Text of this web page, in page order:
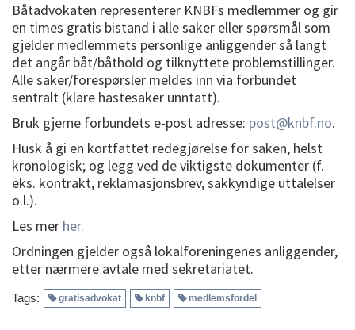
Båtadvokaten representerer KNBFs medlemmer og gir
en times gratis bistand i alle saker eller spørsmål som
gjelder medlemmets personlige anliggender så langt
det angår båt/båthold og tilknyttete problemstillinger.
Alle saker/forespørsler meldes inn via forbundet
sentralt (klare hastesaker unntatt).
Bruk gjerne forbundets e-post adresse: post@knbf.no.
Husk å gi en kortfattet redegjørelse for saken, helst
kronologisk; og legg ved de viktigste dokumenter (f.
eks. kontrakt, reklamasjonsbrev, sakkyndige uttalelser
o.l.).
Les mer her.
Ordningen gjelder også lokalforeningenes anliggender,
etter nærmere avtale med sekretariatet.
Tags: gratisadvokat knbf medlemsfordel